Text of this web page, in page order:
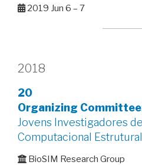
2019 Jun 6 – 7
2018
20
Organizing
Jovens Investigadores
Computacional Estrutural
BioSIM Research Group